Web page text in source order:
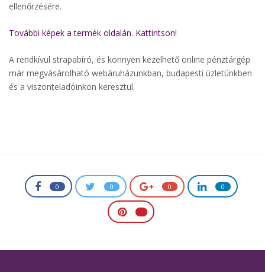
ellenőrzésére.
További képek a termék oldalán. Kattintson!
A rendkívül strapabíró, és könnyen kezelhető online pénztárgép
már megvásárolható webáruházunkban, budapesti üzletünkben
és a viszonteladóinkon keresztül.
0 0 0 0